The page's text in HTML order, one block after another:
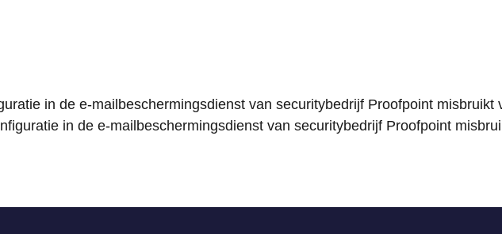
in de e-mailbeschermingsdienst van securitybedrijf Proofpoint misbruikt
in de e-mailbeschermingsdienst van securitybedrijf Proofpoint